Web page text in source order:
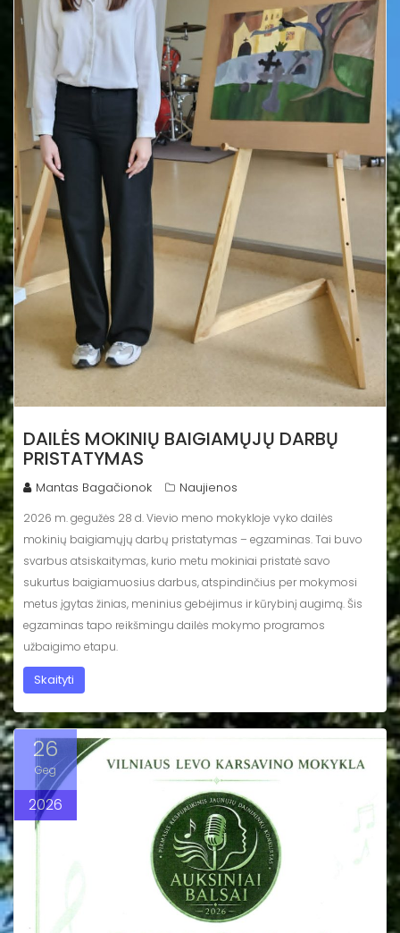
DAILĖS MOKINIŲ BAIGIAMŲJŲ DARBŲ
PRISTATYMAS
Mantas Bagačionok Naujienos
2026 m. gegužės 28 d. Vievio meno mokykloje vyko dailės
mokinių baigiamųjų darbų pristatymas – egzaminas. Tai buvo
svarbus atsiskaitymas, kurio metu mokiniai pristatė savo
sukurtus baigiamuosius darbus, atspindinčius per mokymosi
metus įgytas žinias, meninius gebėjimus ir kūrybinį augimą. Šis
egzaminas tapo reikšmingu dailės mokymo programos
užbaigimo etapu.
Skaityti
26
Geg
2026